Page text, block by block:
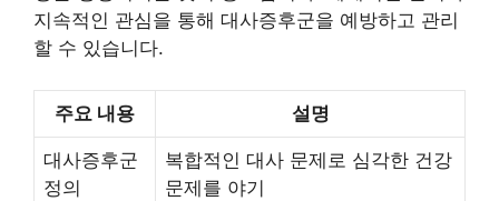
지속적인 관심을 통해 대사증후군을 예방하고 관리
할 수 있습니다.
주요 내용 설명
대사증후군
정의
복합적인 대사 문제로 심각한 건강
문제를 야기